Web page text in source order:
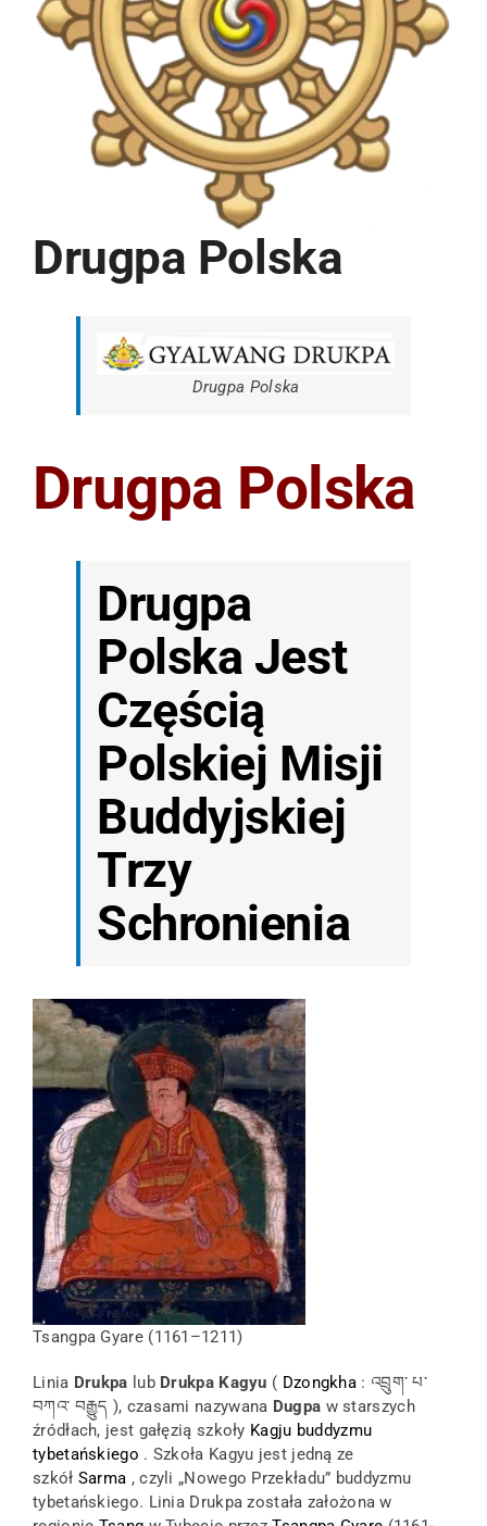
Drugpa Polska
Drugpa Polska
Drugpa Polska
Drugpa
Polska Jest
Częścią
Polskiej Misji
Buddyjskiej
Trzy
Schronienia
Tsangpa Gyare (1161–1211)
Linia Drukpa lub Drukpa Kagyu ( Dzongkha : འབྲུག་ པ་
བཀའ་ བརྒྱུད ), czasami nazywana Dugpa w starszych
źródłach, jest gałęzią szkoły Kagju buddyzmu
tybetańskiego . Szkoła Kagyu jest jedną ze
szkół Sarma , czyli „Nowego Przekładu” buddyzmu
tybetańskiego. Linia Drukpa została założona w